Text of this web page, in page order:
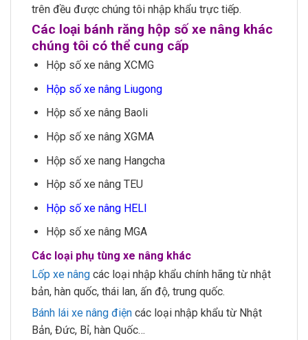
trên đều được chúng tôi nhập khẩu trực tiếp.
Các loại bánh răng hộp số xe nâng khác
chúng tôi có thể cung cấp
Hộp số xe nâng XCMG
Hộp số xe nâng Liugong
Hộp số xe nâng Baoli
Hộp số xe nâng XGMA
Hộp số xe nang Hangcha
Hộp số xe nâng TEU
Hộp số xe nâng HELI
Hộp số xe nâng MGA
Các loại phụ tùng xe nâng khác
Lốp xe nâng các loại nhập khẩu chính hãng từ nhật
bản, hàn quốc, thái lan, ấn độ, trung quốc.
Bánh lái xe nâng điện các loại nhập khẩu từ Nhật
Bản, Đức, Bỉ, hàn Quốc…